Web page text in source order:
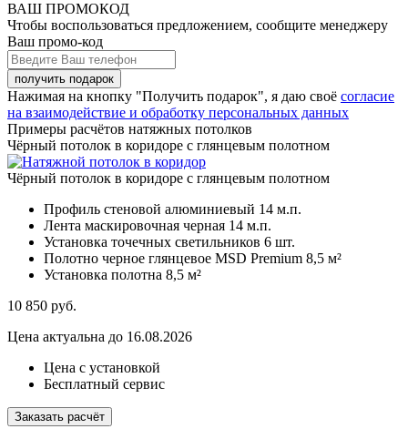
ВАШ ПРОМОКОД
Чтобы воспользоваться предложением, сообщите менеджеру
Ваш промо-код
Нажимая на кнопку "Получить подарок", я даю своё согласие
на взаимодействие и обработку персональных данных
Примеры расчётов натяжных потолков
Чёрный потолок в коридоре с глянцевым полотном
Чёрный потолок в коридоре с глянцевым полотном
Профиль стеновой алюминиевый 14 м.п.
Лента маскировочная черная 14 м.п.
Установка точечных светильников 6 шт.
Полотно черное глянцевое MSD Premium 8,5 м²
Установка полотна 8,5 м²
10 850 руб.
Цена актуальна до 16.08.2026
Цена с установкой
Бесплатный сервис
Заказать расчёт